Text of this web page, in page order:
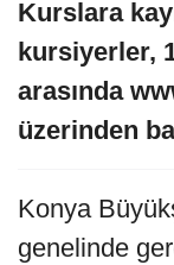
Kurslara
kursiyerler,
arasında
üzerinden
Konya
genelinde